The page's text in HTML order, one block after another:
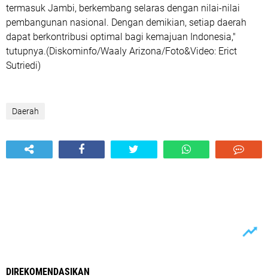
termasuk Jambi, berkembang selaras dengan nilai-nilai
pembangunan nasional. Dengan demikian, setiap daerah
dapat berkontribusi optimal bagi kemajuan Indonesia,"
tutupnya.(Diskominfo/Waaly Arizona/Foto&Video: Erict
Sutriedi)
Daerah
DIREKOMENDASIKAN